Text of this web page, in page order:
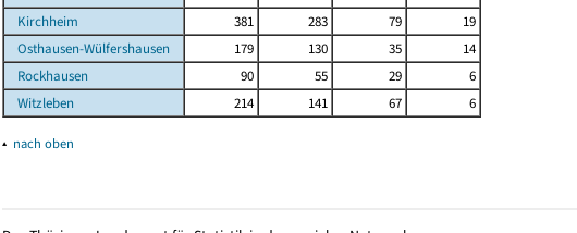
Kirchheim
381 283 79
19
Osthausen-Wülfershausen
179 130 35
14
Rockhausen
90 55 29
6
Witzleben
214 141 67 6
▴ nach oben